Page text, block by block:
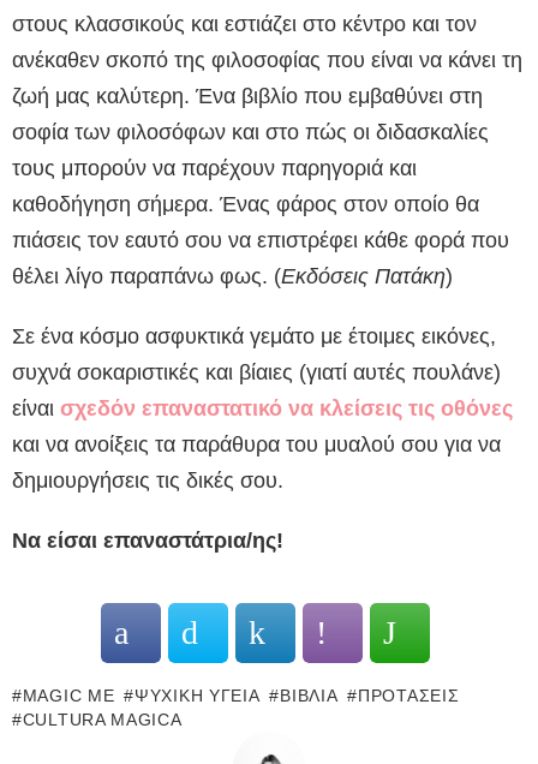
στους κλασσικούς και εστιάζει στο κέντρο και τον
ανέκαθεν σκοπό της φιλοσοφίας που είναι να κάνει τη
ζωή μας καλύτερη. Ένα βιβλίο που εμβαθύνει στη
σοφία των φιλοσόφων και στο πώς οι διδασκαλίες
τους μπορούν να παρέχουν παρηγοριά και
καθοδήγηση σήμερα. Ένας φάρος στον οποίο θα
πιάσεις τον εαυτό σου να επιστρέφει κάθε φορά που
θέλει λίγο παραπάνω φως. (Εκδόσεις Πατάκη)
Σε ένα κόσμο ασφυκτικά γεμάτο με έτοιμες εικόνες,
συχνά σοκαριστικές και βίαιες (γιατί αυτές πουλάνε)
είναι σχεδόν επαναστατικό να κλείσεις τις οθόνες
και να ανοίξεις τα παράθυρα του μυαλού σου για να
δημιουργήσεις τις δικές σου.
Να είσαι επαναστάτρια/ης!
MAGIC ME ΨΥΧΙΚΉ ΥΓΕΊΑ ΒΙΒΛΊΑ
ΠΡΟΤΆΣΕΙΣ
CULTURA MAGICA